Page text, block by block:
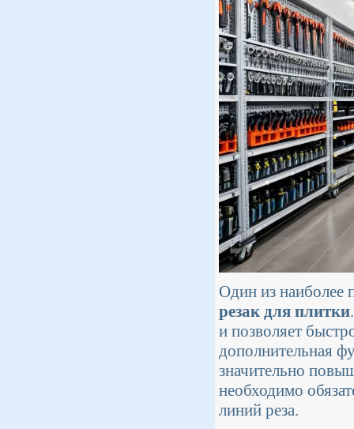
Один из наиболее
резак для плитки
и позволяет
дополнительная
значительно
необходимо
линий реза.